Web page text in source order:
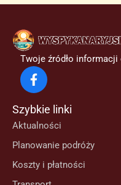
Twoje źródło
Szybkie linki
Aktualności
Planowanie podróży
Koszty i płatności